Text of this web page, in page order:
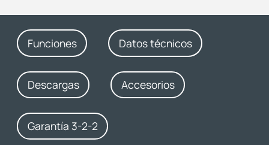
Funciones Datos técnicos
Descargas Accesorios
Garantía 3-2-2